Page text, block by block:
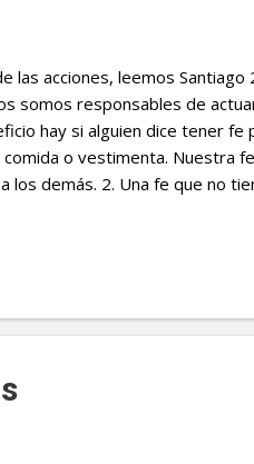
las acciones, leemos
somos responsables de
hay si alguien dice tener
o vestimenta. Nuestra
los demás. 2. Una fe que no
y por los demás. 3. No
más allá y debe llevarnos a
y obediencia a Dios. 4. Los